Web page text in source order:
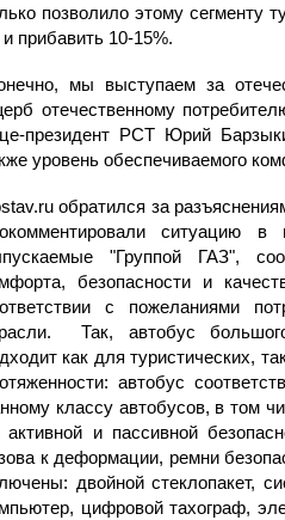
позволило этому сегменту
и прибавить 10-15%.
мы выступаем за
отечественному
президент РСТ Юрий
уровень обеспечиваемого
обратился за
ситуацию в
"Группой ГАЗ",
безопасности и
с пожеланиями
Так, автобус
как для туристических,
автобус
классу автобусов, в
активной и пассивной
к деформации, ремни
двойной стеклопакет,
цифровой тахограф,